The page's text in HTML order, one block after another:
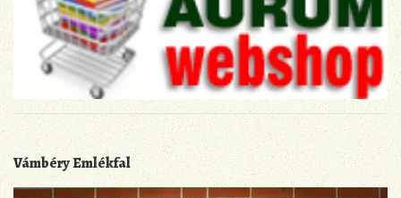
Vámbéry Emlékfal